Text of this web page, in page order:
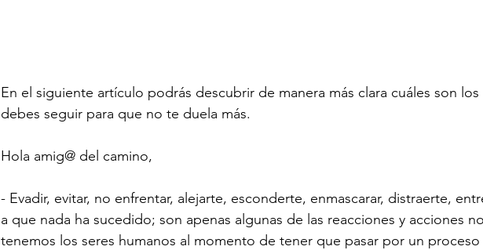
En el siguiente artículo podrás descubrir de manera más clara cuáles son
debes seguir para que no te duela más.
Hola amig@ del camino,
- Evadir, evitar, no enfrentar, alejarte, esconderte, enmascarar, distraerte,
a que nada ha sucedido; son apenas algunas de las reacciones y acciones
tenemos los seres humanos al momento de tener que pasar por un